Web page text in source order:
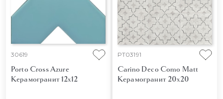
30619
Porto Cross Azure
Керамогранит 12x12
PT03191
Carino Deco Como Matt
Керамогранит 20x20